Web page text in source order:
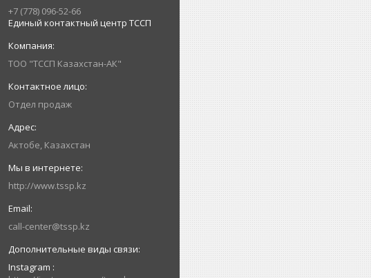
+7 (778) 096-52-66
Единый контактный центр ТССП
ТОО "ТССП Казахстан-АК"
Отдел продаж
Актобе, Казахстан
http://www.tssp.kz
call-center@tssp.kz
Instagram